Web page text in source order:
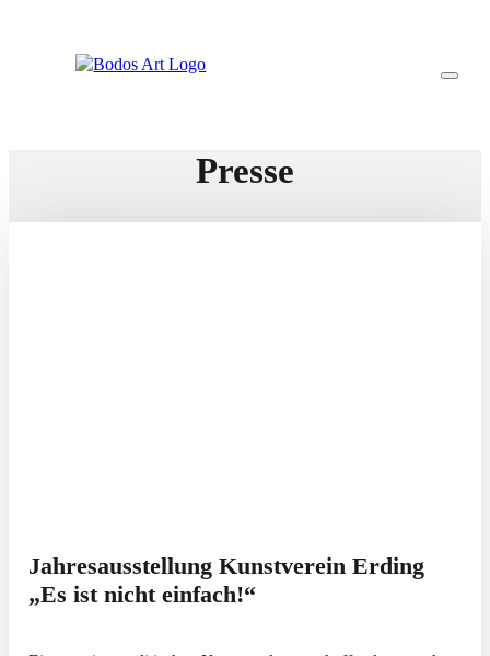
Presse
Jahresausstellung Kunstverein Erding
„Es ist nicht einfach!“